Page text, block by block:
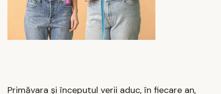
Primăvara și începutul verii aduc, în fiecare an,